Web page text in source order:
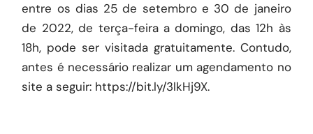
entre os dias 25 de setembro e 30 de janeiro
de 2022, de terça-feira a domingo, das 12h às
18h, pode ser visitada gratuitamente. Contudo,
antes é necessário realizar um agendamento no
site a seguir: https://bit.ly/3lkHj9X.